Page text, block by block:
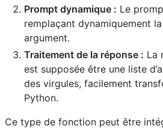
Prompt dynamique : Le
remplaçant dynamiquement
argument.
Traitement de la réponse : La
est supposée être une liste
des virgules, facilement
Python.
Ce type de fonction peut être